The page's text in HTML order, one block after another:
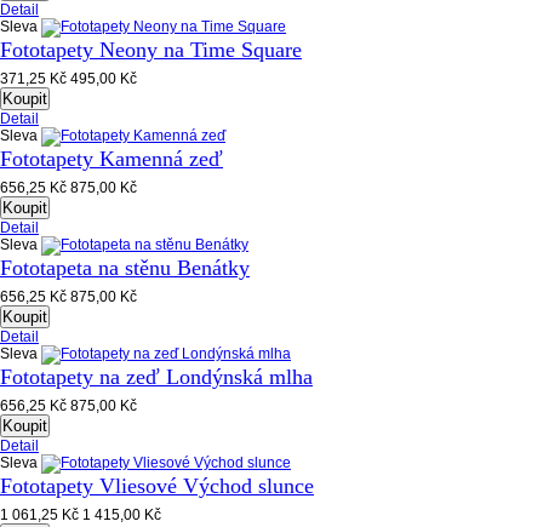
Detail
Sleva
Fototapety Neony na Time Square
371,25 Kč 495,00 Kč
Koupit
Detail
Sleva
Fototapety Kamenná zeď
656,25 Kč 875,00 Kč
Koupit
Detail
Sleva
Fototapeta na stěnu Benátky
656,25 Kč 875,00 Kč
Koupit
Detail
Sleva
Fototapety na zeď Londýnská mlha
656,25 Kč 875,00 Kč
Koupit
Detail
Sleva
Fototapety Vliesové Východ slunce
1 061,25 Kč 1 415,00 Kč